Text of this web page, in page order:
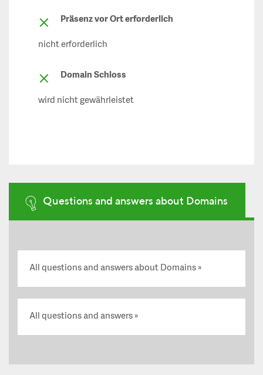
Präsenz vor Ort erforderlich
nicht erforderlich
Domain Schloss
wird nicht gewährleistet
Questions and answers about Domains
All questions and answers about Domains
All questions and answers